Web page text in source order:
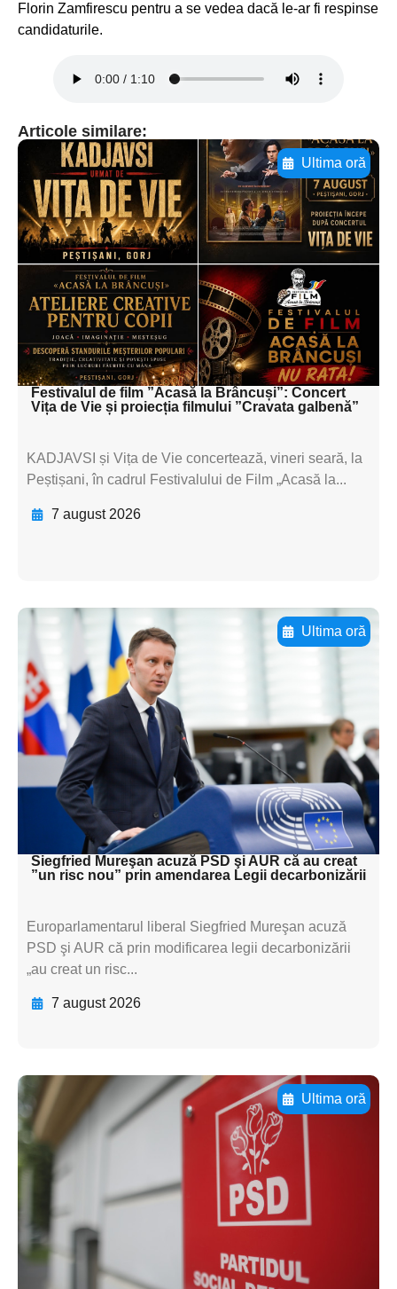
Florin Zamfirescu pentru a se vedea dacă le-ar fi respinse
candidaturile.
Articole similare:
Ultima oră
Adaugă aici textul pentru
subtitluAdaugă aici
textul pentru
subtitluAdaugă aici
textul pentru
subtitluAdaugă aici
textul pentru subti
Festivalul de film ”Acasă la Brâncuși”: Concert
Vița de Vie și proiecția filmului ”Cravata galbenă”
KADJAVSI și Vița de Vie concertează, vineri seară, la
Peștișani, în cadrul Festivalului de Film „Acasă la...
7 august 2026
Ultima oră
Adaugă aici textul pentru
subtitluAdaugă aici
textul pentru
subtitluAdaugă aici
textul pentru
subtitluAdaugă aici
textul pentru subti
Siegfried Mureşan acuză PSD şi AUR că au creat
”un risc nou” prin amendarea Legii decarbonizării
Europarlamentarul liberal Siegfried Mureşan acuză
PSD şi AUR că prin modificarea legii decarbonizării
„au creat un risc...
7 august 2026
Ultima oră
Adaugă aici textul pentru
subtitluAdaugă aici
textul pentru
subtitluAdaugă aici
textul pentru
subtitluAdaugă aici